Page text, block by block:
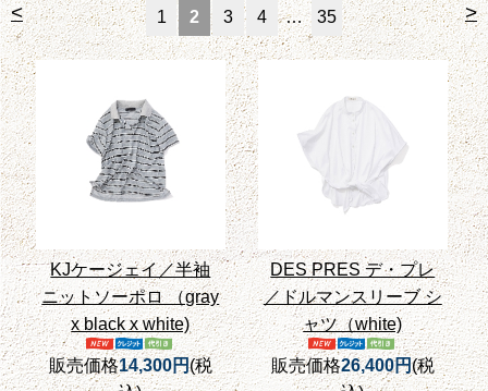
< >
1 2 3 4 … 35
KJケージェイ／半袖
ニットソーポロ （gray
x black x white)
販売価格14,300円(税
DES PRES デ・プレ
／ドルマンスリーブ シ
ャツ（white)
販売価格26,400円(税